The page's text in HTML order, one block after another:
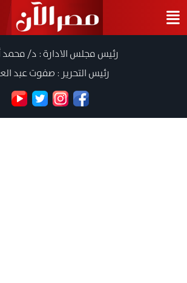
رئيس مجلس الادارة : د/
رئيس التحرير : صفوت عبد